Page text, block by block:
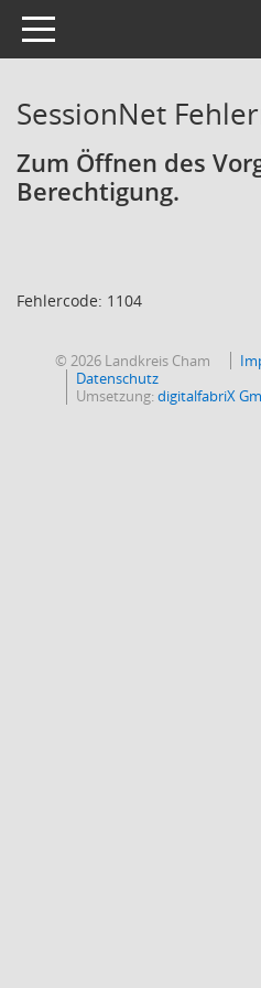
Toggle navigation
SessionNet
Zum Öffnen des
Berechtigung.
Fehlercode: 1104
© 2026 Landkreis Cham
Datenschutz
Umsetzung:digitalfabriX